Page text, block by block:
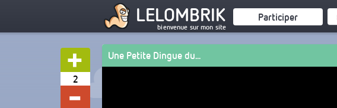
LELOMBRIK
bienvenue sur mon site
Participer
2
Une Petite Dingue du...